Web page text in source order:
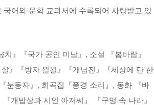
어와 문학 교과서에 수록되어 사랑받고 있
』『국가 공인 미남』, 소설 『봄바람』
』『방자 왈왈』『개님전』『세상에 단 한
눈동자』, 희곡집『풍경 소리』, 동화 『바
개밥상과 시인 아저씨』 『구멍 속 나라』